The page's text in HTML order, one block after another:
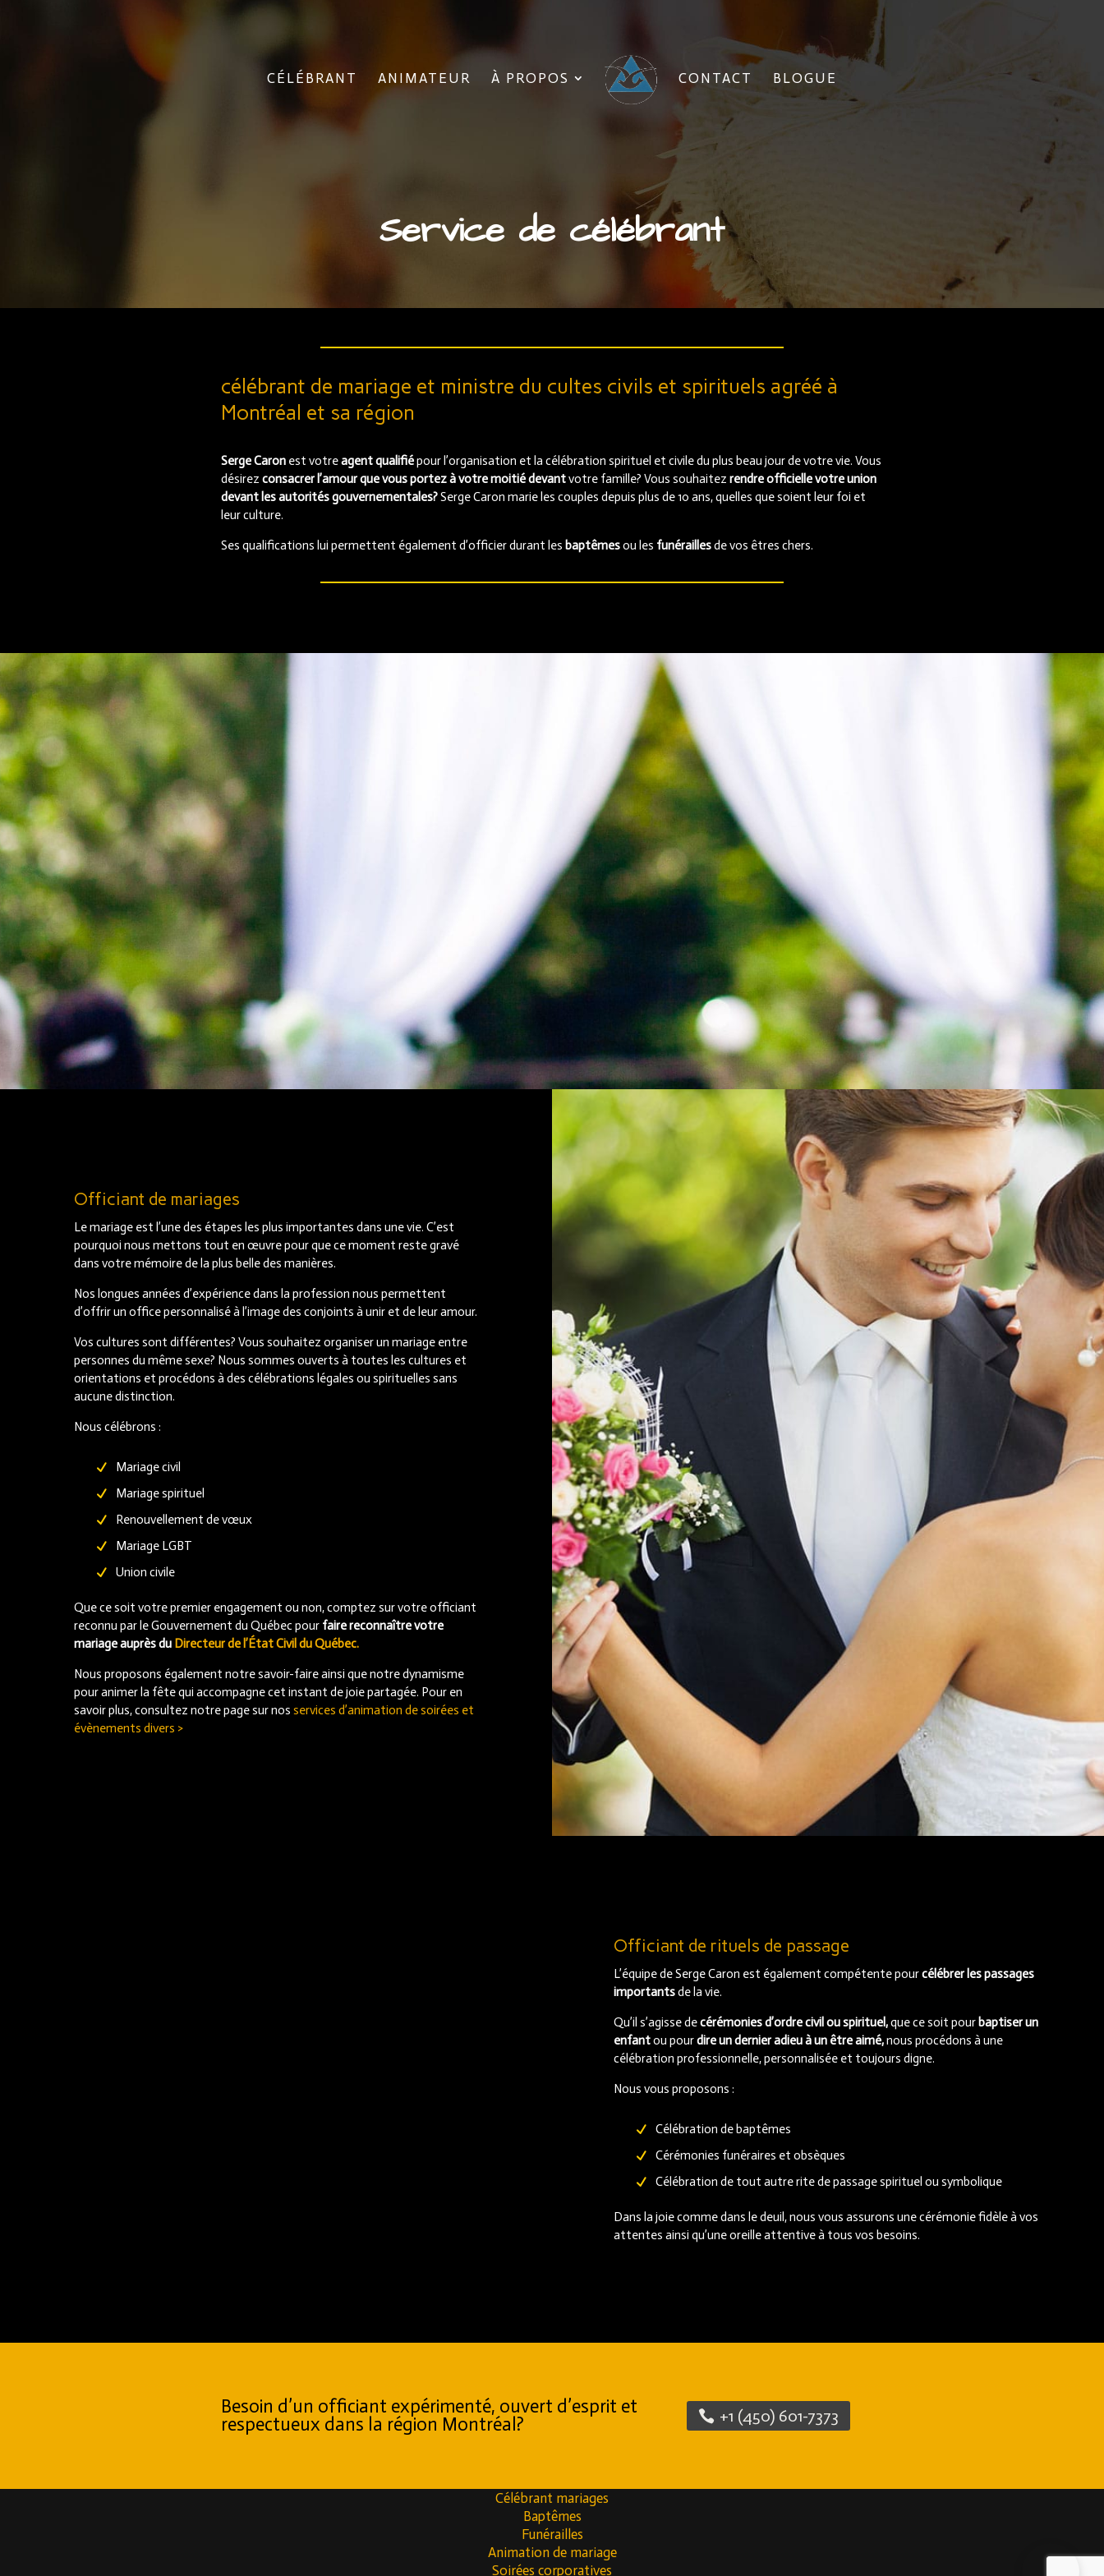
CÉLÉBRANT ANIMATEUR À PROPOS CONTACT BLOGUE
Service de célébrant
célébrant de mariage et ministre du cultes civils et spirituels agréé à
Montréal et sa région
Serge Caronest votreagent qualifiépour l’organisation et la célébration spirituel et civile du plus beau jour de votre vie. Vous
désirez consacrer l’amour que vous portez à votre moitié devantvotre famille? Vous souhaitez rendre officielle votre union
devant les autorités gouvernementales?Serge Caron marie les couples depuis plus de 10 ans, quelles que soient leur foi et
leur culture.
Ses qualifications lui permettent également d’officier durant les baptêmesou les funéraillesde vos êtres chers.
Officiant de mariages
Le mariage est l’une des étapes les plus importantes dans une vie. C’est
pourquoi nous mettons tout en œuvre pour que ce moment reste gravé
dans votre mémoire de la plus belle des manières.
Nos longues années d’expérience dans la profession nous permettent
d’offrir un office personnalisé à l’image des conjoints à unir et de leur amour.
Vos cultures sont différentes? Vous souhaitez organiser un mariage entre
personnes du même sexe? Nous sommes ouverts à toutes les cultures et
orientations et procédons à des célébrations légales ou spirituelles sans
aucune distinction.
Nous célébrons :
Mariage civil
Mariage spirituel
Renouvellement de vœux
Mariage LGBT
Union civile
Que ce soit votre premier engagement ou non, comptez sur votre officiant
reconnu par le Gouvernement du Québec pour faire reconnaître votre
mariage auprès du Directeur de l’État Civil du Québec.
Nous proposons également notre savoir-faire ainsi que notre dynamisme
pour animer la fête qui accompagne cet instant de joie partagée. Pour en
savoir plus, consultez notre page sur nos services d’animation de soirées et
évènements divers >
Officiant de rituels de passage
L’équipe de Serge Caron est également compétente pourcélébrer les passages
importantsde la vie.
Qu’il s’agisse decérémonies d’ordre civil ou spirituel,que ce soit pourbaptiser un
enfantou pourdire un dernier adieu à un être aimé,nous procédons à une
célébration professionnelle, personnalisée et toujours digne.
Nous vous proposons :
Célébration de baptêmes
Cérémonies funéraires et obsèques
Célébration de tout autre rite de passage spirituel ou symbolique
Dans la joie comme dans le deuil, nous vous assurons une cérémonie fidèle à vos
attentes ainsi qu’une oreille attentive à tous vos besoins.
Besoin d’un officiant expérimenté, ouvert d’esprit et
respectueux dans la région Montréal?
+1 (450) 601-7373
Célébrant mariages
Baptêmes
Funérailles
Animation de mariage
Soirées corporatives